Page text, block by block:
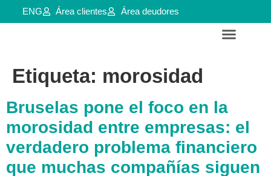
ENG Área clientes Área deudores
Etiqueta: morosidad
Bruselas pone el foco en la
morosidad entre empresas: el
verdadero problema financiero
que muchas compañías siguen